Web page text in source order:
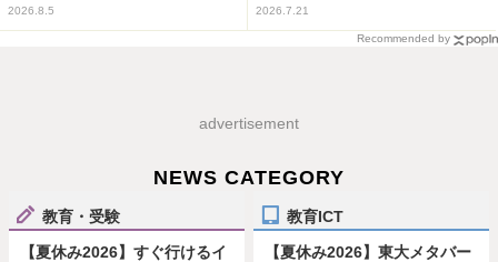
2026.8.5 2026.7.21
Recommended by
advertisement
NEWS CATEGORY
教育・受験
【夏休み2026】すぐ行けるイ
教育ICT
【夏休み2026】東大メタバー